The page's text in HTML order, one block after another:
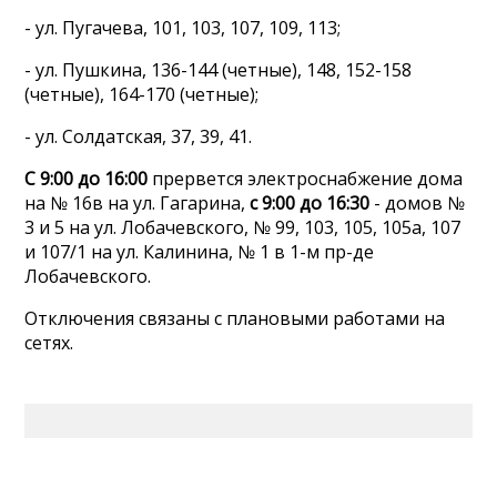
- ул. Пугачева, 101, 103, 107, 109, 113;
- ул. Пушкина, 136-144 (четные), 148, 152-158
(четные), 164-170 (четные);
- ул. Солдатская, 37, 39, 41.
С 9:00 до 16:00прервется электроснабжение дома
на № 16в на ул. Гагарина, с 9:00 до 16:30- домов №
3 и 5 на ул. Лобачевского, № 99, 103, 105, 105а, 107
и 107/1 на ул. Калинина, № 1 в 1-м пр-де
Лобачевского.
Отключения связаны с плановыми работами на
сетях.